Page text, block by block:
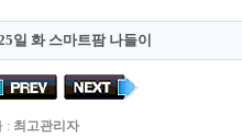
일 화 스마트팜 나들이
: 최고관리자